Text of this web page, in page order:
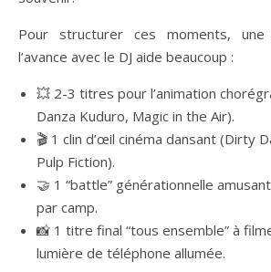
Pour structurer ces moments,
l’avance avec le DJ aide beaucoup :
💥 2-3 titres pour l’animation
Danza Kuduro, Magic in the Air).
🎬 1 clin d’œil cinéma dansant (Dirty
Pulp Fiction).
🤝 1 “battle” générationnelle
par camp.
📸 1 titre final “tous ensemble” à
lumière de téléphone allumée.